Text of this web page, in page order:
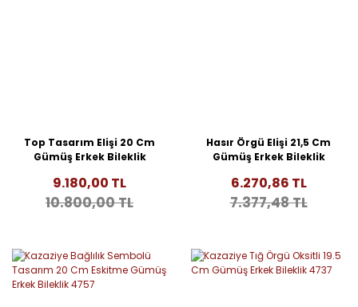
Top Tasarım Elişi 20 Cm
Gümüş Erkek Bileklik
9.180,00 TL
10.800,00 TL
Hasır Örgü Elişi 21,5 Cm
Gümüş Erkek Bileklik
6.270,86 TL
7.377,48 TL